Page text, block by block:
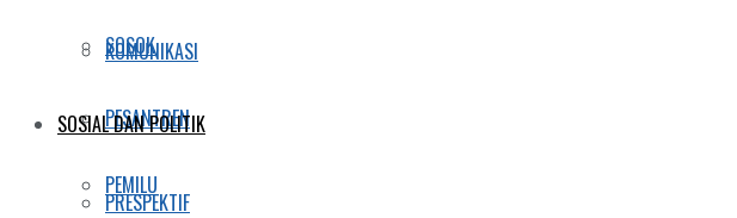
KOMUNIKASI
PESANTREN
PEMILU
SOSOK
SOSIAL DAN POLITIK
PRESPEKTIF